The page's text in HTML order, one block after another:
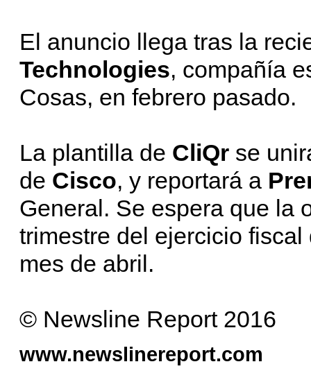
El anuncio llega tras la
Technologies, compañía
Cosas, en febrero pasado.
La plantilla de CliQr se
de Cisco, y reportará a
General. Se espera que la
trimestre del ejercicio
mes de abril.
© Newsline Report 2016
www.newslinereport.com